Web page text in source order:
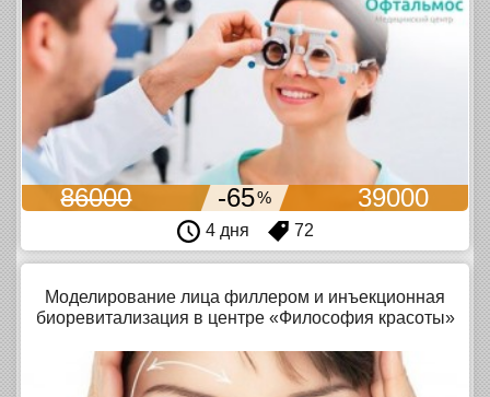
86000 -65% 39000
4 дня 72
Моделирование лица филлером и инъекционная
биоревитализация в центре «Философия красоты»